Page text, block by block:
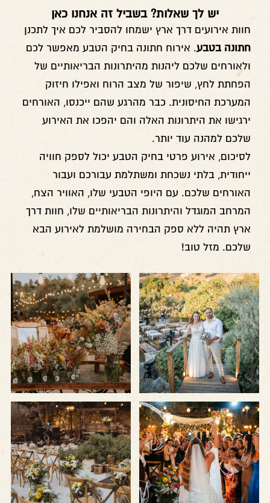
יש לך שאלות? בשביל זה אנחנו כאן
חוות אירועים דרך ארץ ישמחו להסביר לכם איך לתכנן
חתונה בטבע. אירוח חתונה בחיק הטבע מאפשר לכם
ולאורחים שלכם ליהנות מהיתרונות הבריאותיים של
הפחתת לחץ, שיפור של מצב הרוח ואפילו חיזוק
המערכת החיסונית. כבר מהרגע שהם ייכנסו, האורחים
ירגישו את היתרונות האלה והם יהפכו את האירוע
שלכם למהנה עוד יותר.
לסיכום, אירוע פרטי בחיק הטבע יכול לספק חוויה
ייחודית, בלתי נשכחת ומשתלמת עבורכם ועבור
האורחים שלכם. עם היופי הטבעי שלו, האוויר הצח,
המרחב המוגדל והיתרונות הבריאותיים שלו, חוות דרך
ארץ תהיה ללא ספק הבחירה מושלמת לאירוע הבא
שלכם. מזל טוב!
לפתיחת
התמונה
בגדול
-
+
לפתיחת
התמונה
בגדול
-
+
לפתיחת
התמונה
בגדול
-
+
לפתיחת
התמונה
בגדול
-
+